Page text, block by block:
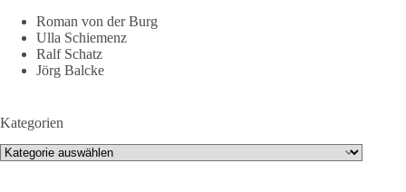
Roman von der Burg
Ulla Schiemenz
Ralf Schatz
Jörg Balcke
Kategorien
Kategorien